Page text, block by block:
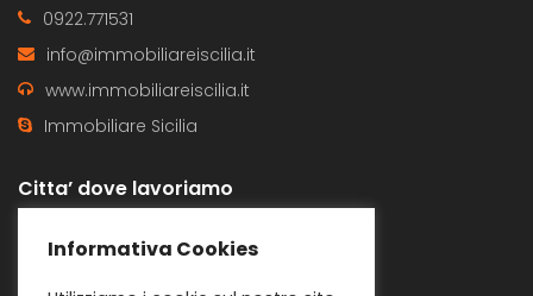
0922.771531
info@immobiliareiscilia.it
www.immobiliareiscilia.it
Immobiliare Sicilia
Citta’ dove lavoriamo
Butera
Informativa Cookies